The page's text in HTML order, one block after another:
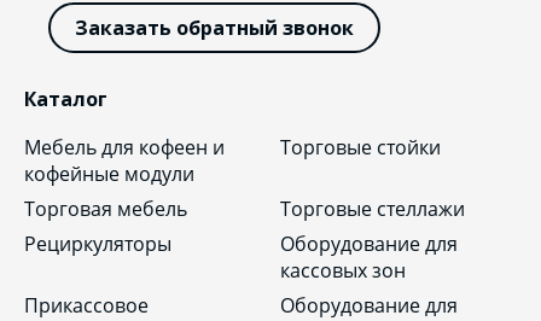
Каталог
Мебель для кофеен и
кофейные модули
Торговые стойки
Торговая мебель
Торговые стеллажи
Рециркуляторы
Оборудование для
кассовых зон
Прикассовое
Оборудование для
Заказать обратный звонок